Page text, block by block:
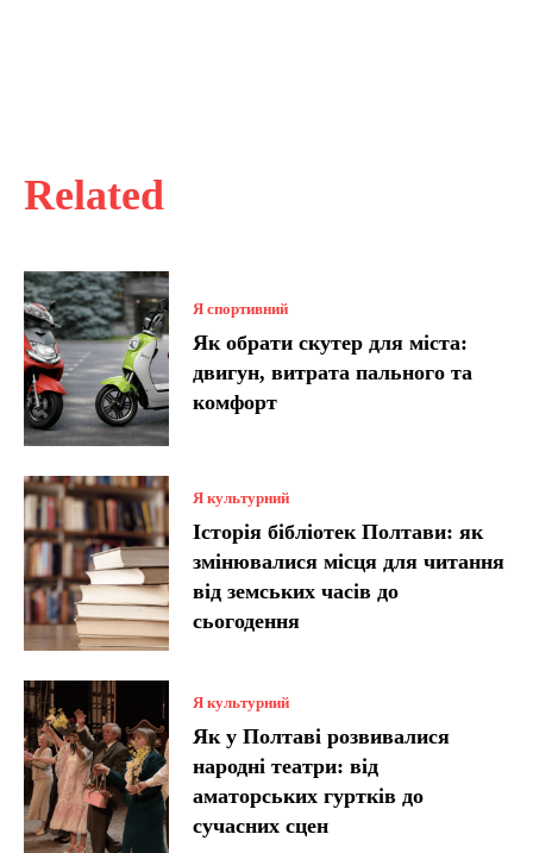
Related
Я спортивний
Як обрати скутер для міста:
двигун, витрата пального та
комфорт
Я культурний
Історія бібліотек Полтави: як
змінювалися місця для читання
від земських часів до
сьогодення
Я культурний
Як у Полтаві розвивалися
народні театри: від
аматорських гуртків до
сучасних сцен